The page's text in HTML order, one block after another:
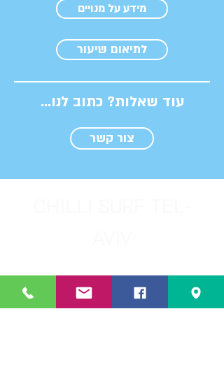
מידע על מנויים
לתיאום שיעור
עוד שאלות? כתוב לנו...
צור קשר